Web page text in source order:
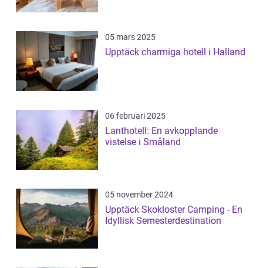
05 mars 2025
Upptäck charmiga hotell i Halland
06 februari 2025
Lanthotell: En avkopplande
vistelse i Småland
05 november 2024
Upptäck Skokloster Camping - En
Idyllisk Semesterdestination